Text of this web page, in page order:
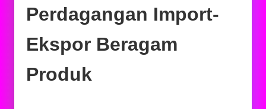
Perdagangan Import-
Ekspor Beragam
Produk